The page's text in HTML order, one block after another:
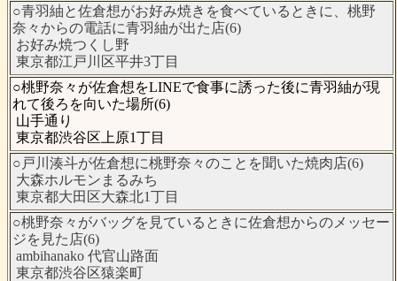
○青羽紬と佐倉想がお好み焼きを食べているときに、桃野
奈々からの電話に青羽紬が出た店(6)
お好み焼つくし野
東京都江戸川区平井3丁目
○桃野奈々が佐倉想をLINEで食事に誘った後に青羽紬が現
れて後ろを向いた場所(6)
山手通り
東京都渋谷区上原1丁目
○戸川湊斗が佐倉想に桃野奈々のことを聞いた焼肉店(6)
大森ホルモンまるみち
東京都大田区大森北1丁目
○桃野奈々がバッグを見ているときに佐倉想からのメッセー
ジを見た店(6)
ambihanako 代官山路面
東京都渋谷区猿楽町